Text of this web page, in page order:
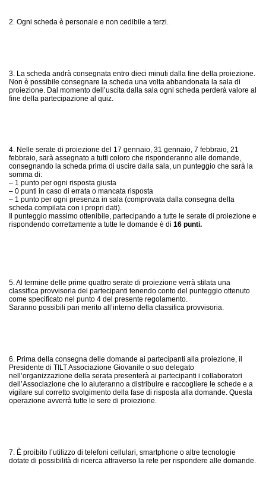
2. Ogni scheda è personale e non cedibile a terzi.
3. La scheda andrà consegnata entro dieci minuti dalla fine della proiezione.
Non è possibile consegnare la scheda una volta abbandonata la sala di
proiezione. Dal momento dell’uscita dalla sala ogni scheda perderà valore al
fine della partecipazione al quiz.
4. Nelle serate di proiezione del 17 gennaio, 31 gennaio, 7 febbraio, 21
febbraio, sarà assegnato a tutti coloro che risponderanno alle domande,
consegnando la scheda prima di uscire dalla sala, un punteggio che sarà la
somma di:
– 1 punto per ogni risposta giusta
– 0 punti in caso di errata o mancata risposta
– 1 punto per ogni presenza in sala (comprovata dalla consegna della
scheda compilata con i propri dati).
Il punteggio massimo ottenibile, partecipando a tutte le serate di proiezione e
rispondendo correttamente a tutte le domande è di 16 punti.
5. Al termine delle prime quattro serate di proiezione verrà stilata una
classifica provvisoria dei partecipanti tenendo conto del punteggio ottenuto
come specificato nel punto 4 del presente regolamento.
Saranno possibili pari merito all’interno della classifica provvisoria.
6. Prima della consegna delle domande ai partecipanti alla proiezione, il
Presidente di TILT Associazione Giovanile o suo delegato
nell’organizzazione della serata presenterà ai partecipanti i collaboratori
dell’Associazione che lo aiuteranno a distribuire e raccogliere le schede e a
vigilare sul corretto svolgimento della fase di risposta alla domande. Questa
operazione avverrà tutte le sere di proiezione.
7. È proibito l’utilizzo di telefoni cellulari, smartphone o altre tecnologie
dotate di possibilità di ricerca attraverso la rete per rispondere alle domande.